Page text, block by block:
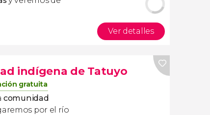
Ver detalles
indígena de Tatuyo
gratuita
comunidad
por el río